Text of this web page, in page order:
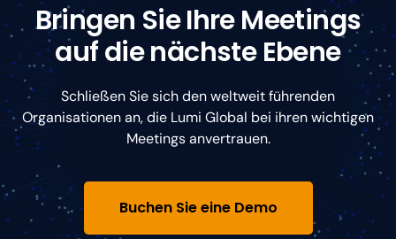
Bringen Sie Ihre Meetings
auf die nächste Ebene
Schließen Sie sich den weltweit führenden
Organisationen an, die Lumi Global bei ihren wichtigen
Meetings anvertrauen.
Buchen Sie eine Demo